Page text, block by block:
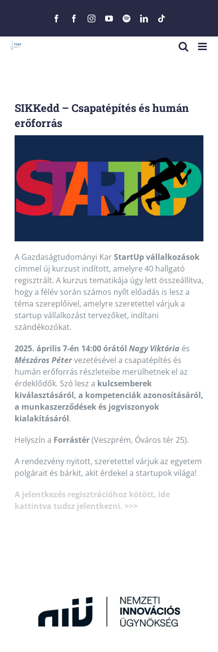
FacebookFacebookInstagramYouTube
SpotifyLinkedIn
SIKKedd – Csapatépítés és humán
erőforrás
A Gazdaságtudományi KarStartUp vállalkozások
címmel új kurzust indított, amelyre 40 hallgató
regisztrált. A kurzus tematikája úgy lett összeállítva,
hogy a félév során számos nyílt előadás is lesz a
téma szereplőivel, amelyre szeretettel várjuk a
startup vállalkozást tervezőket, indítani
szándékozókat.
2025. április 7-én 14:00 órától Nagy Viktória és
Mészáros Pétervezetésével a csapatépítés és
humán erőforrás részleteibe merülhetnek el az
érdeklődők. Szó lesz a kulcsemberek
kiválasztásáról, a kompetenciák azonosításáról,
a munkaszerződések és jogviszonyok
kialakításáról.
Helyszín a Forrástér(Veszprém, Óváros tér 25).
A rendezvény nyitott, szeretettel várjuk az egyetem
polgárait és bárkit, akit érdekel a startupok világa!
A jelentkezés regisztrációhoz kötött, ide
kattintva tudsz jelentkezni. >>>